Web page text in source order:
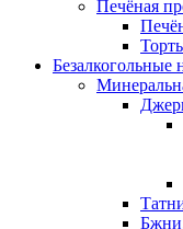
Печёная
Безалкогольные